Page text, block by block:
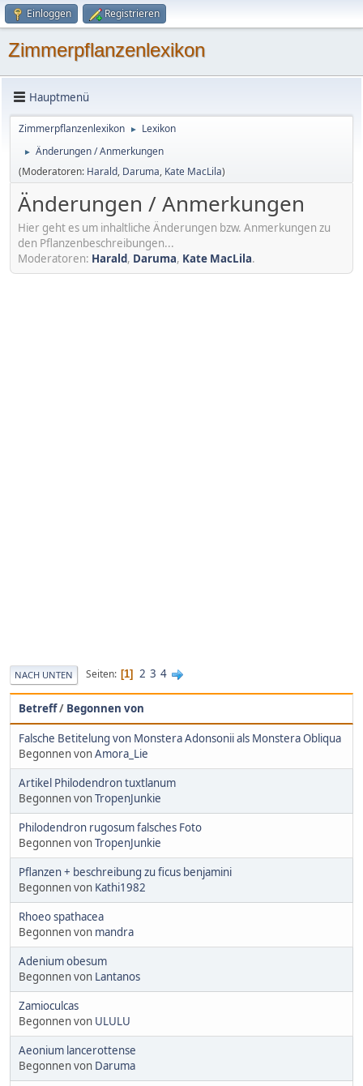
Einloggen Registrieren
Zimmerpflanzenlexikon
Hauptmenü
Zimmerpflanzenlexikon ► Lexikon
►
Änderungen / Anmerkungen
(Moderatoren: Harald, Daruma, Kate MacLila)
Änderungen / Anmerkungen
Hier geht es um inhaltliche Änderungen bzw. Anmerkungen zu
den Pflanzenbeschreibungen...
Moderatoren: Harald, Daruma, Kate MacLila.
NACH UNTEN Seiten 1 2 3 4
Betreff/ Begonnen von
Falsche Betitelung von Monstera Adonsonii als Monstera Obliqua
Begonnen vonAmora_Lie
Artikel Philodendron tuxtlanum
Begonnen vonTropenJunkie
Philodendron rugosum falsches Foto
Begonnen vonTropenJunkie
Pflanzen + beschreibung zu ficus benjamini
Begonnen von Kathi1982
Rhoeo spathacea
Begonnen von mandra
Adenium obesum
Begonnen von Lantanos
Zamioculcas
Begonnen von ULULU
Aeonium lancerottense
Begonnen von Daruma